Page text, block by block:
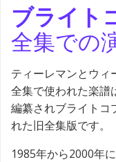
ブライト
全集での
ティーレマンとウィ
全集で使われた楽譜
編纂されブライトコ
れた旧全集版です。
1985年から2000年